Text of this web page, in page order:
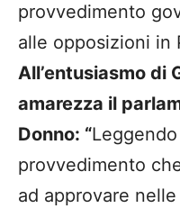
provvedimento
alle opposizioni in
All’entusiasmo di
amarezza il
Donno: “
provvedimento
ad approvare